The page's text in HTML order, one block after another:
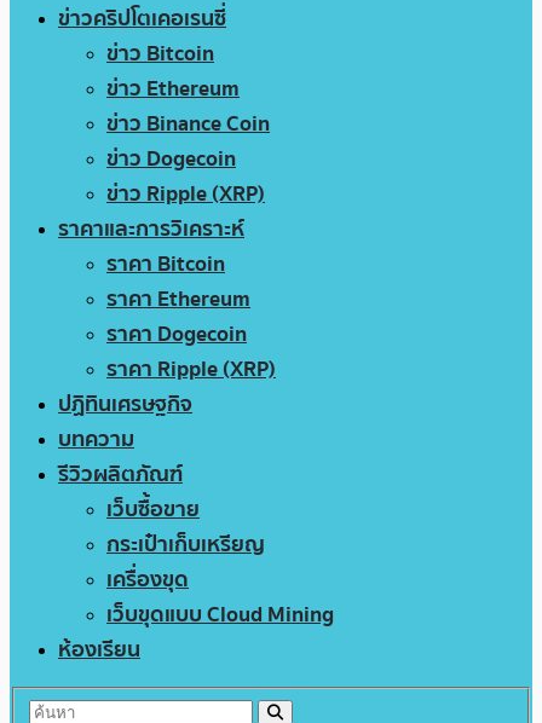
ข่าวคริปโตเคอเรนซี่
ข่าว Bitcoin
ข่าว Ethereum
ข่าว Binance Coin
ข่าว Dogecoin
ข่าว Ripple (XRP)
ราคาและการวิเคราะห์
ราคา Bitcoin
ราคา Ethereum
ราคา Dogecoin
ราคา Ripple (XRP)
ปฏิทินเศรษฐกิจ
บทความ
รีวิวผลิตภัณฑ์
เว็บซื้อขาย
กระเป๋าเก็บเหรียญ
เครื่องขุด
เว็บขุดแบบ Cloud Mining
ห้องเรียน